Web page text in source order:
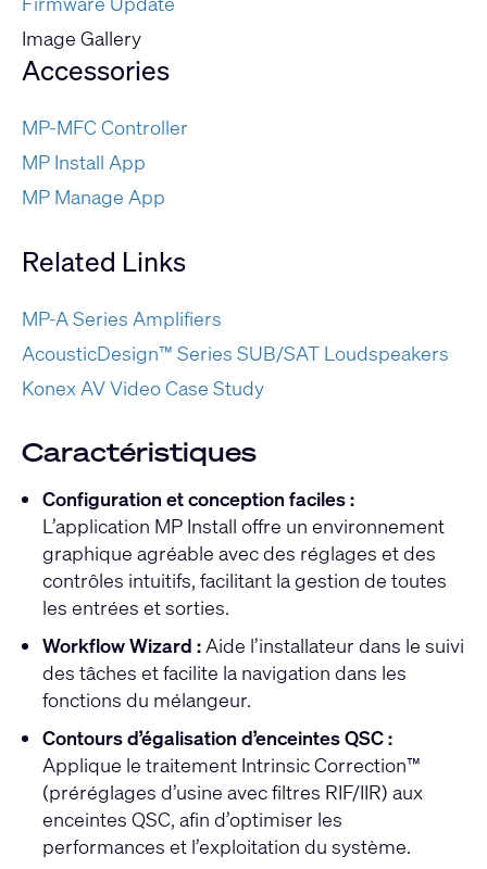
Image Gallery
Accessories
MP-MFC Controller
MP Install App
MP Manage App
Related Links
MP-A Series Amplifiers
AcousticDesign™ Series SUB/SAT Loudspeakers
Konex AV Video Case Study
Caractéristiques
Configuration et conception faciles :
L’application MP Install offre un environnement
graphique agréable avec des réglages et des
contrôles intuitifs, facilitant la gestion de toutes
les entrées et sorties.
Workflow Wizard :Aide l’installateur dans le suivi
des tâches et facilite la navigation dans les
fonctions du mélangeur.
Contours d’égalisation d’enceintes QSC :
Applique le traitement Intrinsic Correction™
(préréglages d’usine avec filtres RIF/IIR) aux
enceintes QSC, afin d’optimiser les
performances et l’exploitation du système.